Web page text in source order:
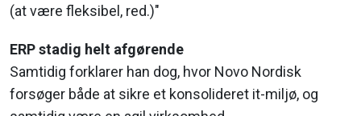
(at være fleksibel, red.)"
ERP stadig helt afgørende
Samtidig forklarer han dog, hvor Novo Nordisk
forsøger både at sikre et konsolideret it-miljø, og